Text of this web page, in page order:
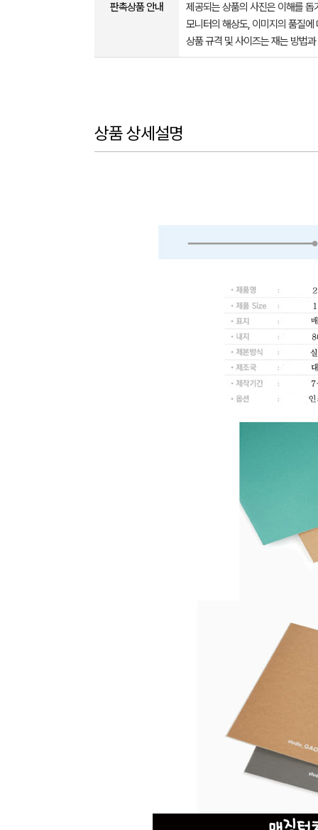
판촉상품 안내
제공되는 상품의 사진은 이해를
모니터의 해상도, 이미지의 품질
상품 규격 및 사이즈는 재는 방법
상품 상세설명